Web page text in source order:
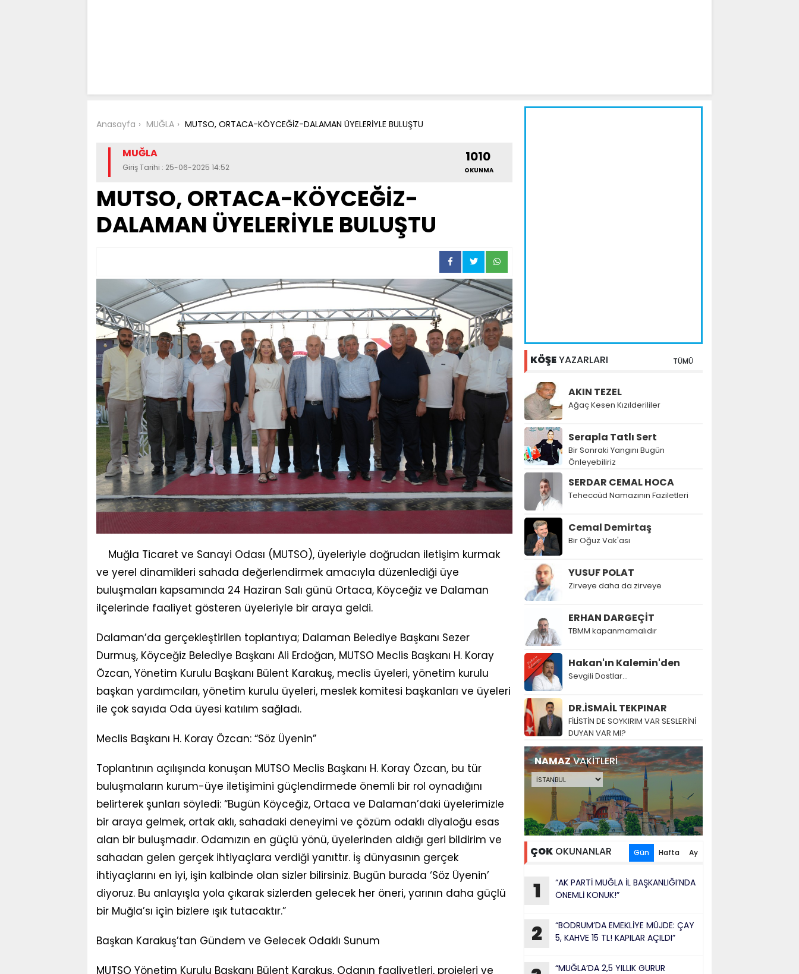
Anasayfa MUĞLA MUTSO, ORTACA-KÖYCEĞİZ-DALAMAN ÜYELERİYLE BULUŞTU
MUĞLA
Giriş Tarihi : 25-06-2025 14:52
1010
OKUNMA
MUTSO, ORTACA-KÖYCEĞİZ-
DALAMAN ÜYELERİYLE BULUŞTU
Muğla Ticaret ve Sanayi Odası (MUTSO), üyeleriyle doğrudan iletişim kurmak
ve yerel dinamikleri sahada değerlendirmek amacıyla düzenlediği üye
buluşmaları kapsamında 24 Haziran Salı günü Ortaca, Köyceğiz ve Dalaman
ilçelerinde faaliyet gösteren üyeleriyle bir araya geldi.
Dalaman’da gerçekleştirilen toplantıya; Dalaman Belediye Başkanı Sezer
Durmuş, Köyceğiz Belediye Başkanı Ali Erdoğan, MUTSO Meclis Başkanı H. Koray
Özcan, Yönetim Kurulu Başkanı Bülent Karakuş, meclis üyeleri, yönetim kurulu
başkan yardımcıları, yönetim kurulu üyeleri, meslek komitesi başkanları ve üyeleri
ile çok sayıda Oda üyesi katılım sağladı.
Meclis Başkanı H. Koray Özcan: “Söz Üyenin”
Toplantının açılışında konuşan MUTSO Meclis Başkanı H. Koray Özcan, bu tür
buluşmaların kurum-üye iletişimini güçlendirmede önemli bir rol oynadığını
belirterek şunları söyledi: “Bugün Köyceğiz, Ortaca ve Dalaman’daki üyelerimizle
bir araya gelmek, ortak aklı, sahadaki deneyimi ve çözüm odaklı diyaloğu esas
alan bir buluşmadır. Odamızın en güçlü yönü, üyelerinden aldığı geri bildirim ve
sahadan gelen gerçek ihtiyaçlara verdiği yanıttır. İş dünyasının gerçek
ihtiyaçlarını en iyi, işin kalbinde olan sizler bilirsiniz. Bugün burada ‘Söz Üyenin’
diyoruz. Bu anlayışla yola çıkarak sizlerden gelecek her öneri, yarının daha güçlü
bir Muğla’sı için bizlere ışık tutacaktır.”
Başkan Karakuş’tan Gündem ve Gelecek Odaklı Sunum
MUTSO Yönetim Kurulu Başkanı Bülent Karakuş, Odanın faaliyetleri, projeleri ve
KÖŞEYAZARLARI TÜMÜ
AKIN TEZEL
Ağaç Kesen Kızılderililer
Serapla Tatlı Sert
Bir Sonraki Yangını Bugün
Önleyebiliriz
SERDAR CEMAL HOCA
Teheccüd Namazının Faziletleri
Cemal Demirtaş
Bir Oğuz Vak'ası
YUSUF POLAT
Zirveye daha da zirveye
ERHAN DARGEÇİT
TBMM kapanmamalıdır
Hakan'ın Kalemin'den
Sevgili Dostlar...
DR.İSMAİL TEKPINAR
FİLİSTİN DE SOYKIRIM VAR SESLERİNİ
DUYAN VAR MI?
NAMAZVAKİTLERİ
ÇOK OKUNANLAR Gün Hafta Ay
1
“AK PARTİ MUĞLA İL BAŞKANLIĞI’NDA
ÖNEMLİ KONUK!”
2
“BODRUM’DA EMEKLİYE MÜJDE: ÇAY
5, KAHVE 15 TL! KAPILAR AÇILDI”
“MUĞLA’DA 2,5 YILLIK GURUR